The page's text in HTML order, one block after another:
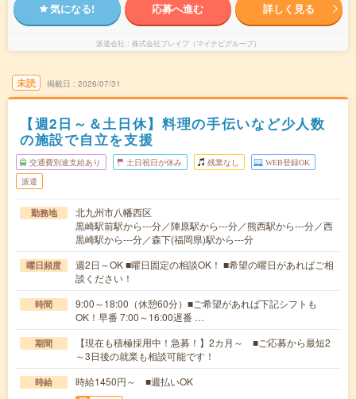
気になる! 応募へ進む 詳しく見る
派遣会社 株式会社ブレイブ（マイナビグループ）
未読 掲載日 2026/07/31
【週2日～＆土日休】料理の手伝いなど少人数
の施設で自立を支援
交通費別途支給あり 土日祝日が休み 残業なし WEB登録OK
派遣
勤務地
北九州市八幡西区
黒崎駅前駅から---分／陣原駅から---分／熊西駅から---分／西
黒崎駅から---分／森下(福岡県)駅から---分
曜日頻度
週2日～OK ■曜日固定の相談OK！ ■希望の曜日があればご相
談ください！
時間
9:00～18:00（休憩60分）■ご希望があれば下記シフトも
OK！早番 7:00～16:00遅番 …
期間
【現在も積極採用中！急募！】2カ月～ ■ご応募から最短2
～3日後の就業も相談可能です！
時給 時給1450円～ ■週払いOK